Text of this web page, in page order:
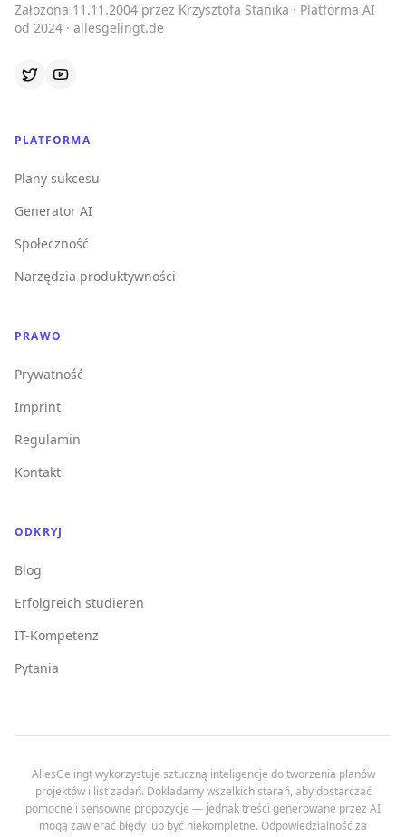
Założona 11.11.2004 przez Krzysztofa Stanika · Platforma AI
od 2024 · allesgelingt.de
PLATFORMA
Plany sukcesu
Generator AI
Społeczność
Narzędzia produktywności
PRAWO
Prywatność
Imprint
Regulamin
Kontakt
ODKRYJ
Blog
Erfolgreich studieren
IT-Kompetenz
Pytania
AllesGelingt wykorzystuje sztuczną inteligencję do tworzenia planów
projektów i list zadań. Dokładamy wszelkich starań, aby dostarczać
pomocne i sensowne propozycje — jednak treści generowane przez AI
mogą zawierać błędy lub być niekompletne. Odpowiedzialność za